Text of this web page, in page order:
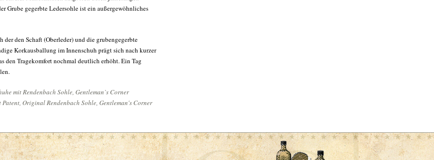
Grube gegerbte Ledersohle ist ein außergewöhnliches
den Schaft (Oberleder) und die grubengegerbte
Korkausballung im Innenschuh prägt sich nach kurzer
den Tragekomfort nochmal deutlich erhöht. Ein Tag
mit Rendenbach Sohle, Gentleman`s Corner
Original Rendenbach Sohle, Gentleman's Corner